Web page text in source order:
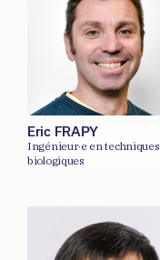
Eric FRAPY
Ingénieur·e en techniques
biologiques